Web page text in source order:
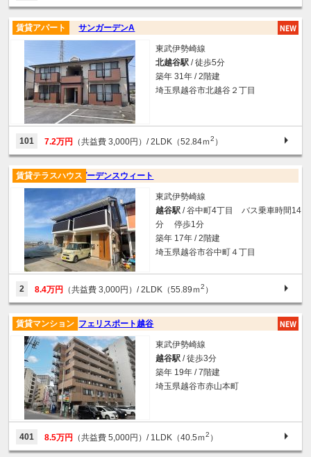
サンガーデンA
賃貸アパート
東武伊勢崎線
北越谷駅 / 徒歩5分
築年 31年 / 2階建
埼玉県越谷市北越谷２丁目
101 7.2万円 （共益費 3,000円）/ 2LDK（52.84ｍ2 ）
ガーデンスウィート
賃貸テラスハウス
東武伊勢崎線
越谷駅 / 谷中町4丁目 バス乗車時間14
分 停歩1分
築年 17年 / 2階建
埼玉県越谷市谷中町４丁目
2 8.4万円 （共益費 3,000円）/ 2LDK（55.89ｍ2 ）
フェリスポート越谷
賃貸マンション
東武伊勢崎線
越谷駅 / 徒歩3分
築年 19年 / 7階建
埼玉県越谷市赤山本町
401 8.5万円 （共益費 5,000円）/ 1LDK（40.5ｍ2 ）